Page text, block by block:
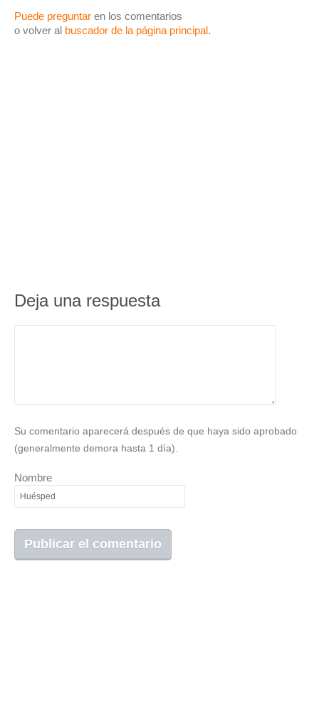
Puede preguntar en los comentarios
o volver al buscador de la página principal.
Deja una respuesta
Su comentario aparecerá después de que haya sido aprobado
(generalmente demora hasta 1 día).
Nombre